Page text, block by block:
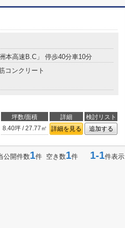
本高速B.C」 停歩40分車10分
コンクリート
坪数/面積 詳細
検討リスト
8.40坪 / 27.77㎡
詳細を見る 追加する
公開件数1件 空き数1件 1-1件表示